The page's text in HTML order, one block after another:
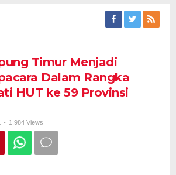
Timur Menjadi
Dalam Rangka
HUT ke 59 Provinsi
- 1.984 Views